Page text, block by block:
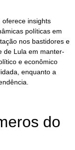
oferece insights
políticas em
nos bastidores e
de Lula em manter-
e econômico
enquanto a
do